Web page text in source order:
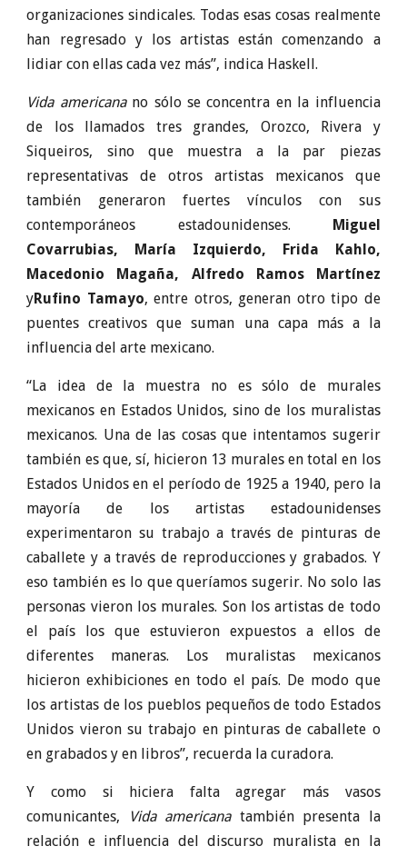
organizaciones sindicales. Todas esas cosas realmente
han regresado y los artistas están comenzando a
lidiar con ellas cada vez más”, indica Haskell.
Vida americanano sólo se concentra en la influencia
de los llamados tres grandes, Orozco, Rivera y
Siqueiros, sino que muestra a la par piezas
representativas de otros artistas mexicanos que
también generaron fuertes vínculos con sus
contemporáneos estadounidenses. Miguel
Covarrubias, María Izquierdo, Frida Kahlo,
Macedonio Magaña, Alfredo Ramos Martínez
yRufino Tamayo, entre otros, generan otro tipo de
puentes creativos que suman una capa más a la
influencia del arte mexicano.
“La idea de la muestra no es sólo de murales
mexicanos en Estados Unidos, sino de los muralistas
mexicanos. Una de las cosas que intentamos sugerir
también es que, sí, hicieron 13 murales en total en los
Estados Unidos en el período de 1925 a 1940, pero la
mayoría de los artistas estadounidenses
experimentaron su trabajo a través de pinturas de
caballete y a través de reproducciones y grabados. Y
eso también es lo que queríamos sugerir. No solo las
personas vieron los murales. Son los artistas de todo
el país los que estuvieron expuestos a ellos de
diferentes maneras. Los muralistas mexicanos
hicieron exhibiciones en todo el país. De modo que
los artistas de los pueblos pequeños de todo Estados
Unidos vieron su trabajo en pinturas de caballete o
en grabados y en libros”, recuerda la curadora.
Y como si hiciera falta agregar más vasos
comunicantes,
Vida americanatambién presenta la
relación e influencia del discurso muralista en la